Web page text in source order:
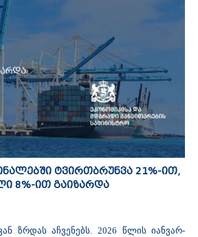
ტვირთბრუნვა 21%-ით,
8%-ით გაიზარდა
ზრდას აჩვენებს. 2026 წლის იანვარ-